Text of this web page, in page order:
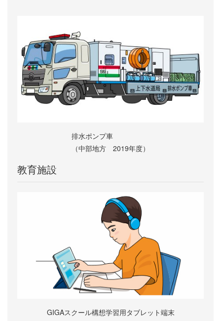
排水ポンプ車
（中部地方 2019年度）
教育施設
GIGAスクール構想学習用タブレット端末